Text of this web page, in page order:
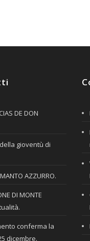
DE DON
della gioventù di
AZZURRO.
DI MONTE
conferma la
dicembre.